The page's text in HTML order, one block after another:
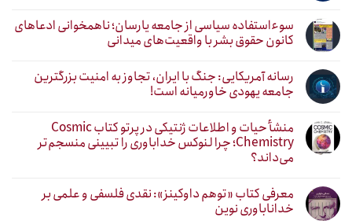
سوءاستفاده سیاسی از جامعه یارسان؛ ناهمخوانی ادعاهای
کانون حقوق بشر با واقعیت‌های میدانی
رسانه آمریکایی: جنگ با ایران، تجاوز به امنیت بزرگترین
جامعه یهودی خاورمیانه است!
منشأ حیات و اطلاعات ژنتیکی در پرتو کتاب Cosmic
Chemistry؛ چرا لنوکس خداباوری را تبیینی منسجم‌تر
می‌داند؟
معرفی کتاب «توهم داوکینز»: نقدی فلسفی و علمی بر
خداناباوری نوین